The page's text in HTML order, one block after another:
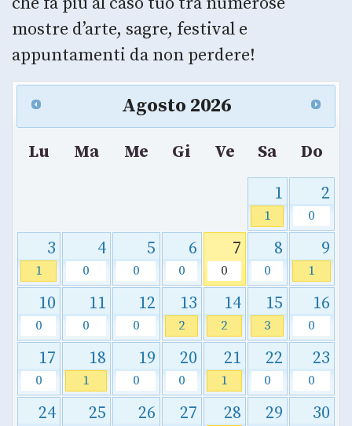
mostre d’arte, sagre, festival e
appuntamenti da non perdere!
Agosto 2026
Lu Ma Me Gi Ve Sa
Do
1
1
2
0
3
1
4
0
5
0
6
0
7
0
8
0
9
1
10
0
11
0
12
0
13
2
14
2
15
3
16
0
17
0
18
1
19
0
20
0
21
1
22
0
23
0
24 25 26 27 28 29 30